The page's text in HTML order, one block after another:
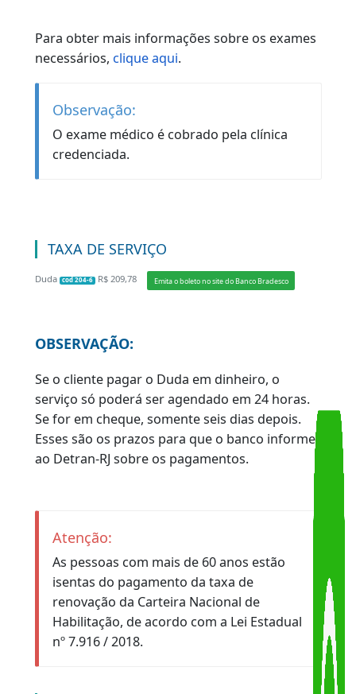
site da Agência, no caso de aviação civil.
Após a avaliação, o requerente receberá o
DETRAN-RJ mais próximo de sua
residência para a coleta da biometria e
fotografia.
remunerada);
categorias "C", "D" ou "E");
Não existe mais a necessidade de fazer prova
de atualização.
OBSERVAÇÃO:
Caso o requerente possua processo anterior e
abertura de processo administrativo para a
retirada da restrição.
Para obter mais informações sobre os exames
necessários, clique aqui.